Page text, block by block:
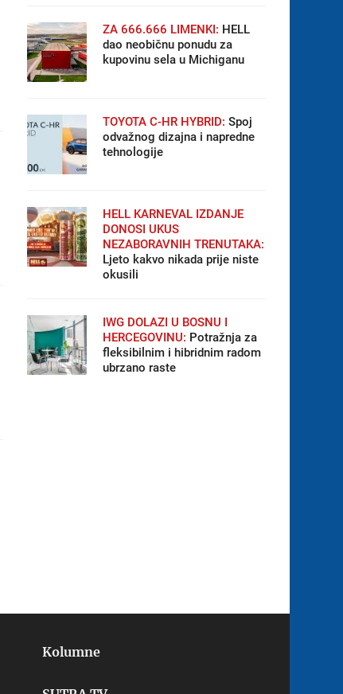
ZA 666.666 LIMENKI: HELL
dao neobičnu ponudu za
kupovinu sela u Michiganu
TOYOTA C-HR HYBRID: Spoj
odvažnog dizajna i napredne
tehnologije
HELL KARNEVAL IZDANJE
DONOSI UKUS
NEZABORAVNIH TRENUTAKA:
Ljeto kakvo nikada prije niste
okusili
IWG DOLAZI U BOSNU I
HERCEGOVINU: Potražnja za
fleksibilnim i hibridnim radom
ubrzano raste
Kolumne